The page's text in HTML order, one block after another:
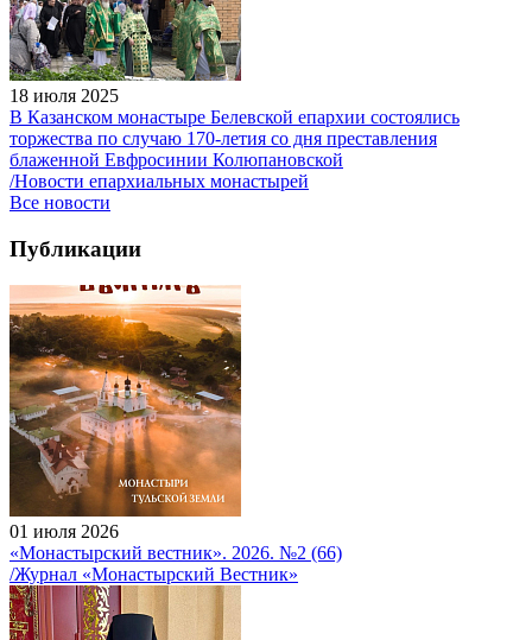
18 июля 2025
В Казанском монастыре Белевской епархии состоялись
торжества по случаю 170-летия со дня преставления
блаженной Евфросинии Колюпановской
/Новости епархиальных монастырей
Все новости
Публикации
01 июля 2026
«Монастырский вестник». 2026. №2 (66)
/Журнал «Монастырский Вестник»